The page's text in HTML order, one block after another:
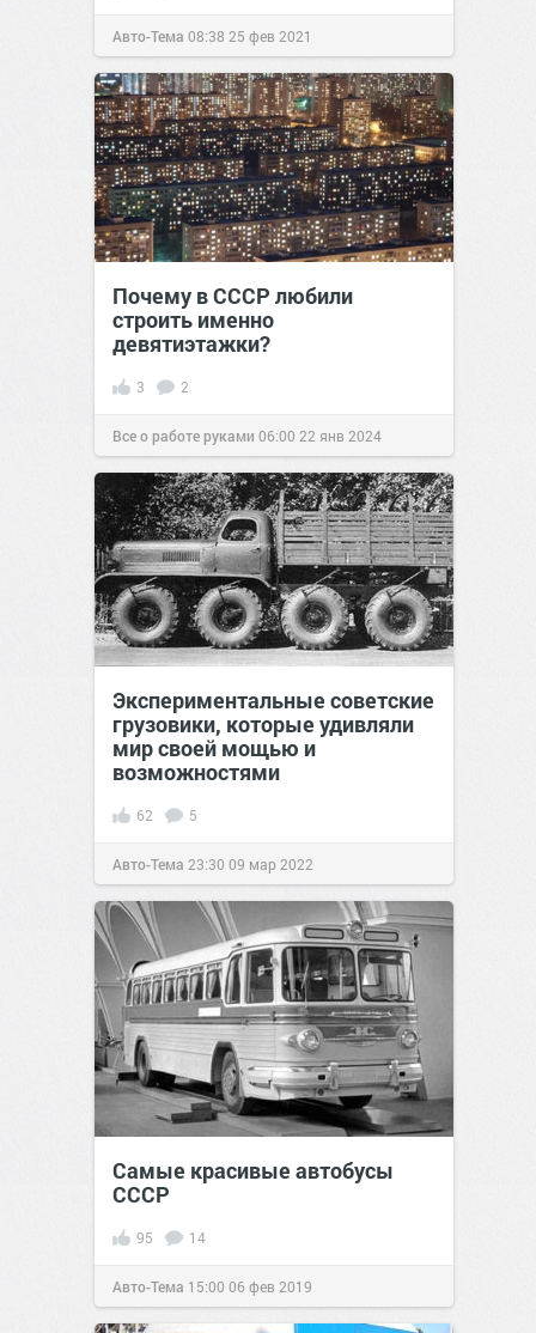
Авто-Тема 08:38 25 фев 2021
Почему в СССР любили
строить именно
девятиэтажки?
3 2
Все о работе руками 06:00 22 янв 2024
Экспериментальные советские
грузовики, которые удивляли
мир своей мощью и
возможностями
62 5
Авто-Тема 23:30 09 мар 2022
Самые красивые автобусы
СССР
95 14
Авто-Тема 15:00 06 фев 2019